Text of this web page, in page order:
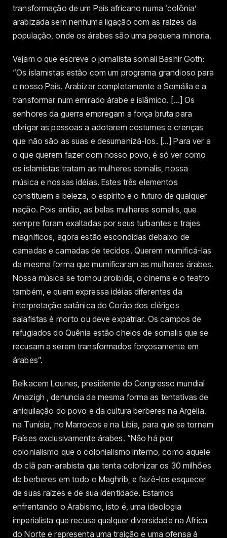
transformação de um País africano numa ‘colônia’
arabizada sem nenhuma ligação com as raízes da
população, onde os árabes são uma pequena minoria.
Vejam o que escreve o jornalista somali Bashir Goth:
“Os islamistas estão com um programa grandioso para
o nosso País. Arabizar completamente a Somália e a
transformar num emirado árabe e islâmico. […] Os
senhores da guerra empregam a força bruta para
obrigar as pessoas a adotarem costumes e crenças
que não são as suas e desumanizá-los. […] Para ver a
o que querem fazer com nosso povo, é só ver como
os islamistas tratam as mulheres somalis, nossa
música e nossas idéias. Estes três elementos
constituem a beleza, o espírito e o futuro de qualquer
nação. Pois então, as belas mulheres somalis, que
sempre foram exaltadas por seus turbantes e trajes
magníficos, agora estão escondidas debaixo de
camadas e camadas de tecidos. Querem mumificá-las
da mesma forma que mumificaram as mulheres árabes.
Nossa música se tornou proibida, o cinema e o teatro
também, e quem expressa idéias diferentes da
interpretação satânica do Corão dos clérigos
salafistas é morto ou deve expatriar. Os campos de
refugiados do Quênia estão cheios de somalis que se
recusam a serem transformados forçosamente em
árabes”.
Belkacem Lounes, presidente do Congresso mundial
Amazigh , denuncia da mesma forma as tentativas de
aniquilação do povo e da cultura berberes na Argélia,
na Tunísia, no Marrocos e na Líbia, para que se tornem
Países exclusivamente árabes. “Não há pior
colonialismo que o colonialismo interno, como aquele
do clã pan-arabista que tenta colonizar os 30 milhões
de berberes em todo o Maghrib, e fazê-los esquecer
de suas raízes e de sua identidade. Estamos
enfrentando o Arabismo, isto é, uma ideologia
imperialista que recusa qualquer diversidade na África
do Norte e representa uma traição e uma ofensa à